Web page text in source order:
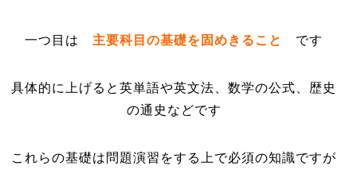
一つ目は 主要科目の基礎を固めきること です
具体的に上げると英単語や英文法、数学の公式、歴史
の通史などです
これらの基礎は問題演習をする上で必須の知識ですが